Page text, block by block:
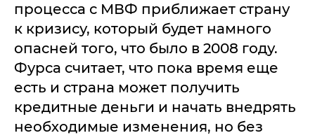
процесса с МВФ приближает страну
к кризису, который будет намного
опасней того, что было в 2008 году.
Фурса считает, что пока время еще
есть и страна может получить
кредитные деньги и начать внедрять
необходимые изменения, но без